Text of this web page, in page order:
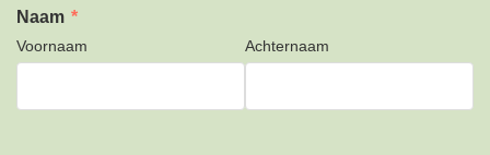
Naam *
Voornaam Achternaam